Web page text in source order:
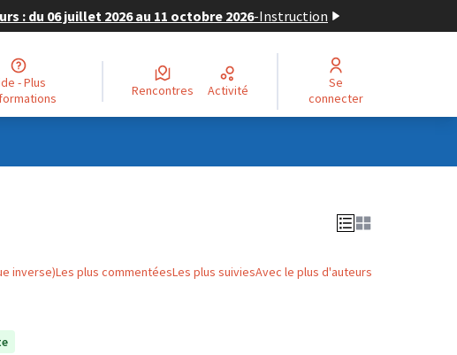
: du 06 juillet 2026 au 11 octobre 2026-Instruction
Rencontres Activité
Se
connecter
inverse)Les plus commentéesLes plus suiviesAvec le plus d'auteurs